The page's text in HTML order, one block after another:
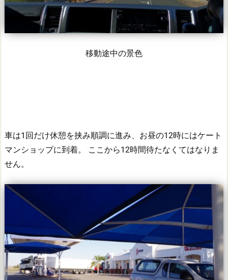
移動途中の景色
車は1回だけ休憩を挟み順調に進み、お昼の12時にはケート
マンショップに到着。
ここから12時間待たなくてはなりま
せん。